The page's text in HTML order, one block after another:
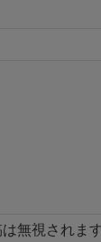
無視されま